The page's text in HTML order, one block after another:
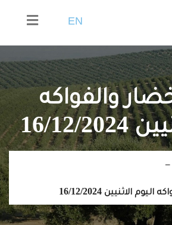
EN
والفواكه
12/2024
الاثنيين 16/12/2024